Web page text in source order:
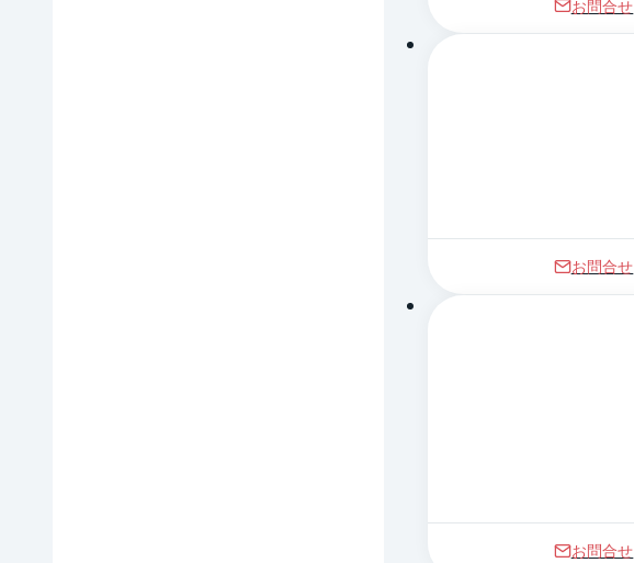
お問合せ
お問合せ
お問合せ